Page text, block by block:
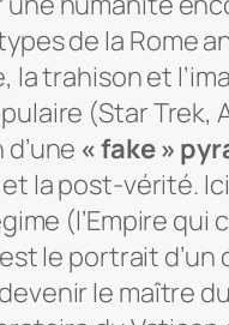
de la Rome
la trahison et
(Star Trek,
« fake »
la post-vérité.
(l’Empire
le portrait
le maître